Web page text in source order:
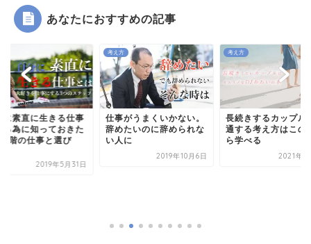
あなたにおすすめの記事
に素直に生きる仕事
る為に知っておきた
階の仕事と選び
2019年5月31日
考え方
仕事がうまくいかない。
辞めたいのに辞められな
い人に
2019年10月6日
考え方
長続きするカップル
通する考え方はこの
ら学べる
2021年3